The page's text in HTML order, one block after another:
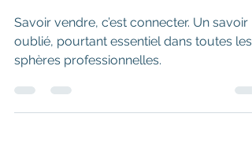
"savoir vendre"?
Savoir vendre, c’est connecter. Un savoir
oublié, pourtant essentiel dans toutes les
sphères professionnelles.